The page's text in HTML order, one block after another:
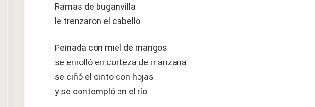
Ramas de buganvilla
le trenzaron el cabello
Peinada con miel de mangos
se enrolló en corteza de manzana
se ciñó el cinto con hojas
y se contempló en el río